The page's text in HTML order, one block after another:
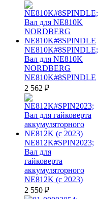
NE810K#8SPINDLE;
Вал для NE810K
NORDBERG
NE810K#8SPINDLE
2 562 ₽
NE812K#SPIN2023;
Вал для
гайковерта
аккумуляторного
NE812K (с 2023)
2 550 ₽